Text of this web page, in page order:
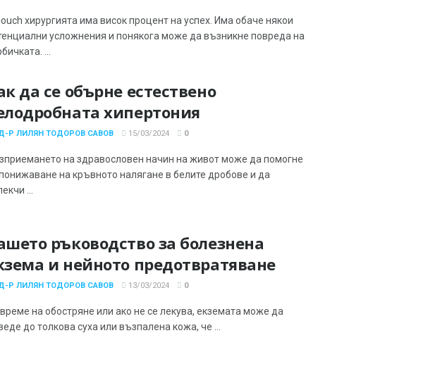
хирургията има висок процент на успех. Има обаче някои
усложнения и понякога може да възникне повреда на
...
да се обърне естествено
хипертония
Р ЛИЛЯН ТОДОРОВ САВОВ 15/03/2024 0
на здравословен начин на живот може да помогне
на кръвното налягане в белите дробове и да
...
ръководство за болезнена
и нейното предотвратяване
Р ЛИЛЯН ТОДОРОВ САВОВ 13/03/2024 0
на обостряне или ако не се лекува, екземата може да
до толкова суха или възпалена кожа, че ...